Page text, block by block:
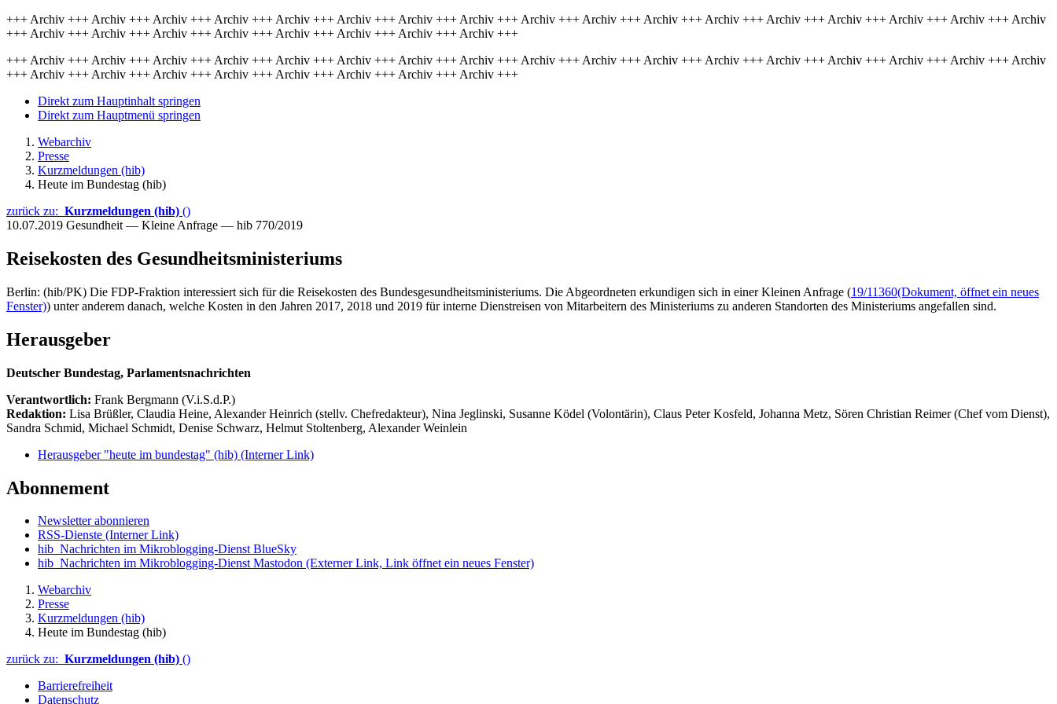
+++ Archiv +++ Archiv +++ Archiv +++ Archiv +++ Archiv +++ Archiv +++ Archiv +++ Archiv +++ Archiv +++ Archiv +++ Archiv +++ Archiv +++ Archiv +++ Archiv +++ Archiv +++ Archiv +++ Archiv
+++ Archiv +++ Archiv +++ Archiv +++ Archiv +++ Archiv +++ Archiv +++ Archiv +++ Archiv +++
+++ Archiv +++ Archiv +++ Archiv +++ Archiv +++ Archiv +++ Archiv +++ Archiv +++ Archiv +++ Archiv +++ Archiv +++ Archiv +++ Archiv +++ Archiv +++ Archiv +++ Archiv +++ Archiv +++ Archiv
+++ Archiv +++ Archiv +++ Archiv +++ Archiv +++ Archiv +++ Archiv +++ Archiv +++ Archiv +++
Direkt zum Hauptinhalt springen
Direkt zum Hauptmenü springen
Webarchiv
Presse
Kurzmeldungen (hib)
Heute im Bundestag (hib)
zurück zu: Kurzmeldungen (hib) ()
10.07.2019 Gesundheit — Kleine Anfrage — hib 770/2019
Reisekosten des Gesundheitsministeriums
Berlin: (hib/PK) Die FDP-Fraktion interessiert sich für die Reisekosten des Bundesgesundheitsministeriums. Die Abgeordneten erkundigen sich in einer Kleinen Anfrage (19/11360(Dokument, öffnet ein neues
Fenster)) unter anderem danach, welche Kosten in den Jahren 2017, 2018 und 2019 für interne Dienstreisen von Mitarbeitern des Ministeriums zu anderen Standorten des Ministeriums angefallen sind.
Herausgeber
Deutscher Bundestag, Parlamentsnachrichten
Verantwortlich: Frank Bergmann (V.i.S.d.P.)
Redaktion: Lisa Brüßler, Claudia Heine, Alexander Heinrich (stellv. Chefredakteur), Nina Jeglinski, Susanne Ködel (Volontärin), Claus Peter Kosfeld, Johanna Metz, Sören Christian Reimer (Chef vom Dienst),
Sandra Schmid, Michael Schmidt, Denise Schwarz, Helmut Stoltenberg, Alexander Weinlein
Herausgeber "heute im bundestag" (hib) (Interner Link)
Abonnement
Newsletter abonnieren
RSS-Dienste (Interner Link)
hib_Nachrichten im Mikroblogging-Dienst BlueSky
hib_Nachrichten im Mikroblogging-Dienst Mastodon (Externer Link, Link öffnet ein neues Fenster)
Webarchiv
Presse
Kurzmeldungen (hib)
Heute im Bundestag (hib)
zurück zu: Kurzmeldungen (hib) ()
Barrierefreiheit
Datenschutz